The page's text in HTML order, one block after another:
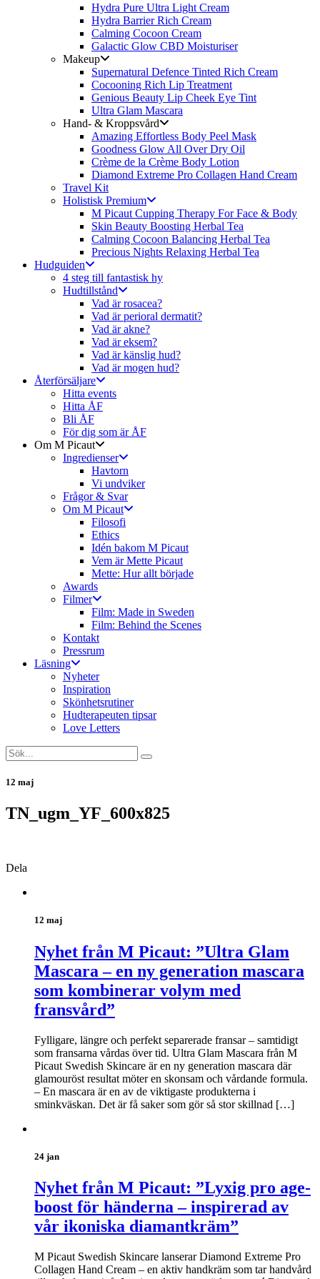
Hydra Pure Ultra Light Cream
Hydra Barrier Rich Cream
Calming Cocoon Cream
Galactic Glow CBD Moisturiser
Makeup
Supernatural Defence Tinted Rich Cream
Cocooning Rich Lip Treatment
Genious Beauty Lip Cheek Eye Tint
Ultra Glam Mascara
Hand- & Kroppsvård
Amazing Effortless Body Peel Mask
Goodness Glow All Over Dry Oil
Crème de la Crème Body Lotion
Diamond Extreme Pro Collagen Hand Cream
Travel Kit
Holistisk Premium
M Picaut Cupping Therapy For Face & Body
Skin Beauty Boosting Herbal Tea
Calming Cocoon Balancing Herbal Tea
Precious Nights Relaxing Herbal Tea
Hudguiden
4 steg till fantastisk hy
Hudtillstånd
Vad är rosacea?
Vad är perioral dermatit?
Vad är akne?
Vad är eksem?
Vad är känslig hud?
Vad är mogen hud?
Återförsäljare
Hitta events
Hitta ÅF
Bli ÅF
För dig som är ÅF
Om M Picaut
Ingredienser
Havtorn
Vi undviker
Frågor & Svar
Om M Picaut
Filosofi
Ethics
Idén bakom M Picaut
Vem är Mette Picaut
Mette: Hur allt började
Awards
Filmer
Film: Made in Sweden
Film: Behind the Scenes
Kontakt
Pressrum
Läsning
Nyheter
Inspiration
Skönhetsrutiner
Hudterapeuten tipsar
Love Letters
12 maj
TN_ugm_YF_600x825
Dela
12 maj
Nyhet från M Picaut: ”Ultra Glam
Mascara – en ny generation mascara
som kombinerar volym med
fransvård”
Fylligare, längre och perfekt separerade fransar – samtidigt
som fransarna vårdas över tid. Ultra Glam Mascara från M
Picaut Swedish Skincare är en ny generation mascara där
glamouröst resultat möter en skonsam och vårdande formula.
– En mascara är en av de viktigaste produkterna i
sminkväskan. Det är få saker som gör så stor skillnad […]
24 jan
Nyhet från M Picaut: ”Lyxig pro age-
boost för händerna – inspirerad av
vår ikoniska diamantkräm”
M Picaut Swedish Skincare lanserar Diamond Extreme Pro
Collagen Hand Cream – en aktiv handkräm som tar handvård